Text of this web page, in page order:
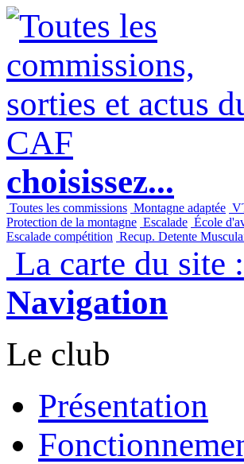
choisissez...
Toutes les commissions Montagne adaptée
Protection de la montagne Escalade École
Escalade compétition Recup. Detente
La carte du site :
Navigation
Le club
Présentation
Panneau de gestion des cookies